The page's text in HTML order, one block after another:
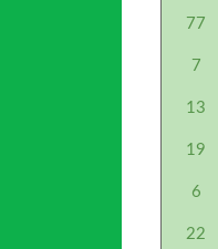
77
7
13
19
6
22